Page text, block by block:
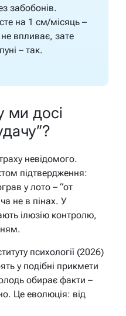
забобонів.
на 1 см/місяць –
впливає, зате
– так.
ми досі
невідомого.
підтвердження:
у лото – “от
не в пінах. У
ілюзію контролю,
психології (2026)
у подібні прикмети
обирає факти –
Це еволюція: від